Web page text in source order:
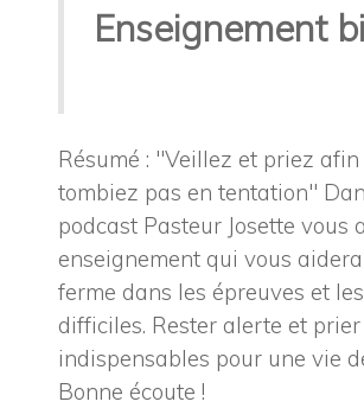
Enseignement
Résumé : "Veillez et priez
tombiez pas en tentation"
podcast Pasteur Josette vous
enseignement qui vous
ferme dans les épreuves et
difficiles. Rester alerte et
indispensables pour une vie
Bonne écoute !